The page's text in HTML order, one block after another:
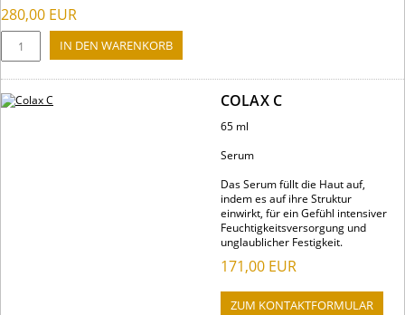
280,00 EUR
COLAX C
65 ml
Serum
Das Serum füllt die Haut auf,
indem es auf ihre Struktur
einwirkt, für ein Gefühl intensiver
Feuchtigkeitsversorgung und
unglaublicher Festigkeit.
171,00 EUR
ZUM KONTAKTFORMULAR